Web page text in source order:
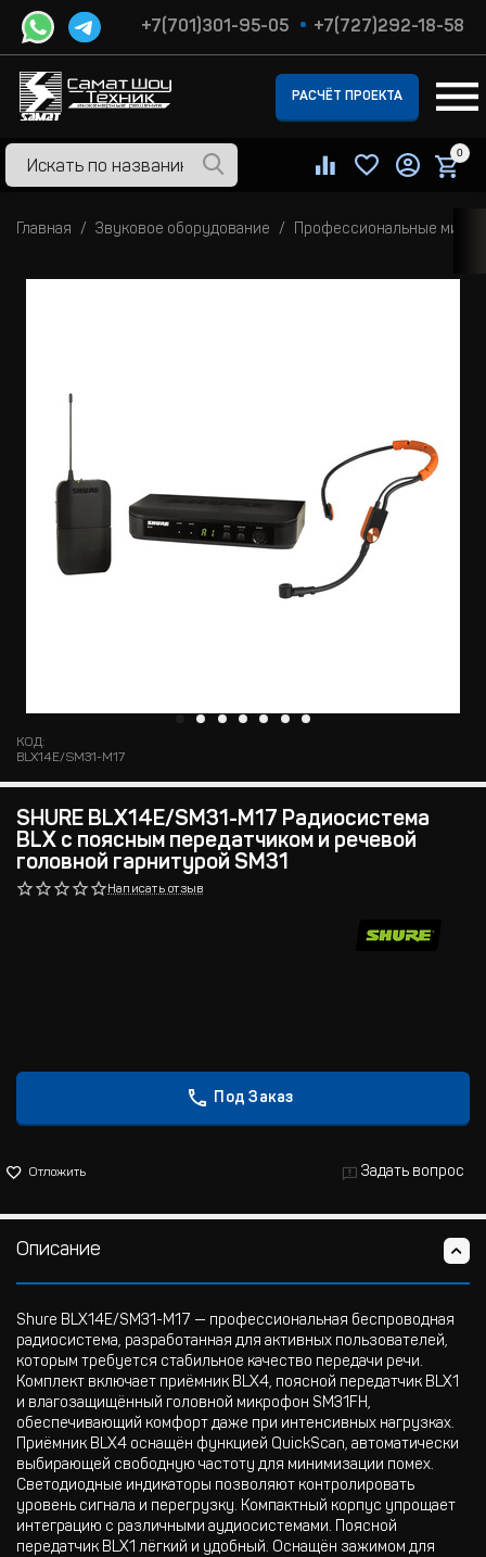
+7(701)301-95-05 +7(727)292-18-58
РАСЧЁТ ПРОЕКТА
0
Главная Звуковое оборудование Профессиональные
КОД:
BLX14E/SM31-M17
SHURE BLX14E/SM31-M17 Радиосистема
BLX с поясным передатчиком и речевой
головной гарнитурой SM31
Написать отзыв
Под Заказ
Отложить Задать вопрос
Описание
Shure BLX14E/SM31-M17 — профессиональная беспроводная
радиосистема, разработанная для активных пользователей,
которым требуется стабильное качество передачи речи.
Комплект включает приёмник BLX4, поясной передатчик BLX1
и влагозащищённый головной микрофон SM31FH,
обеспечивающий комфорт даже при интенсивных нагрузках.
Приёмник BLX4 оснащён функцией QuickScan, автоматически
выбирающей свободную частоту для минимизации помех.
Светодиодные индикаторы позволяют контролировать
уровень сигнала и перегрузку. Компактный корпус упрощает
интеграцию с различными аудиосистемами. Поясной
передатчик BLX1 лёгкий и удобный. Оснащён зажимом для